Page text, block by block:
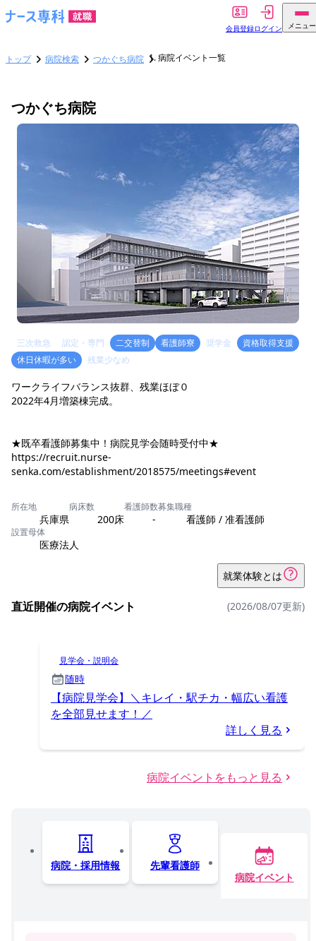
会員登録ログイン メニュー
トップ 病院検索 つかぐち病院 病院イベント一覧
つかぐち病院
三次救急 認定・専門 二交替制 看護師寮 奨学金
資格取得支援
休日休暇が多い
残業少なめ
ワークライフバランス抜群、残業ほぼ０
2022年4月増築棟完成。
★既卒看護師募集中！病院見学会随時受付中★
https://recruit.nurse-
senka.com/establishment/2018575/meetings#event
所在地
兵庫県
病床数
200床
看護師数
-
募集職種
看護師 / 准看護師
設置母体
医療法人
就業体験とは
直近開催の病院イベント (2026/08/07更新)
見学会・説明会
随時
【病院見学会】＼キレイ・駅チカ・幅広い看護
を全部見せます！／
詳しく見る
病院イベントをもっと見る
病院・採用情報
先輩看護師
病院イベント